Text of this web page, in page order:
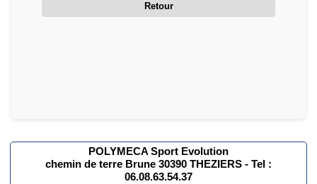
Retour
POLYMECA Sport Evolution
chemin de terre Brune 30390 THEZIERS - Tel :
06.08.63.54.37